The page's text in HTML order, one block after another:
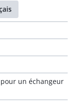
un échangeur